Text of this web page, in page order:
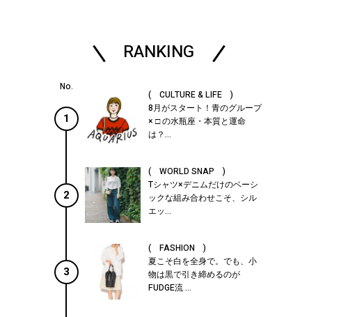
RANKING
1
( CULTURE & LIFE )
8月がスタート！青のグループ
× □ の水瓶座・本質と運命
は？...
2
( WORLD SNAP )
Tシャツ×デニムだけのベーシ
ックな組み合わせこそ、シル
エッ...
3
( FASHION )
夏こそ白を全身で。でも、小
物は黒で引き締めるのが
FUDGE流 ...